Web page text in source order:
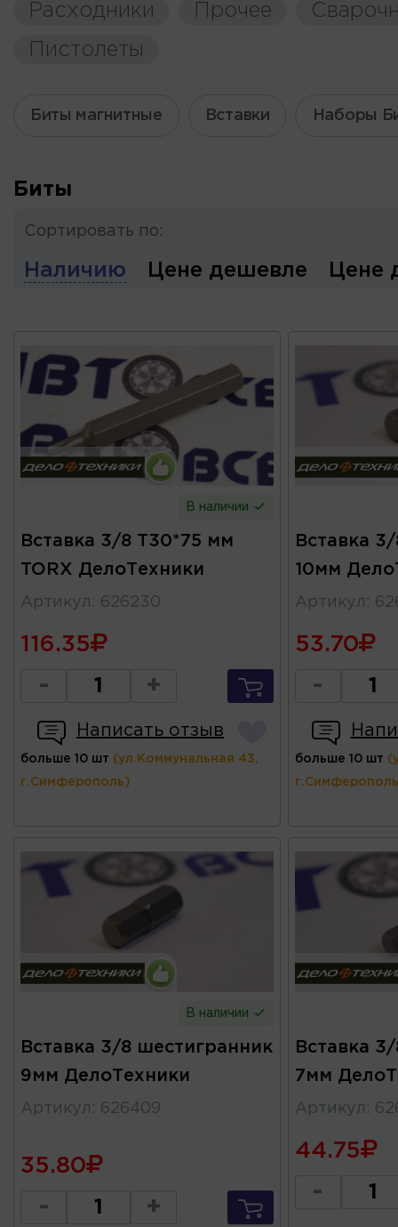
Расходники
Прочее
Пистолеты
Биты магнитные Вставки Наборы
Биты
Сортировать по:
Наличию Цене дешевле Цене
В наличии
Вставка 3/8 T30*75 мм
TORX ДелоТехники
Артикул : 626230
116.35
- +
Написать отзыв
больше 10 шт (ул.Коммунальная 43,
г.Симферополь)
Вставка
10мм
Артикул :
53.70
-
больше 10 шт
В наличии
Вставка 3/8 шестигранник
9мм ДелоТехники
Артикул : 626409
35.80
- +
Вставка
7мм
Артикул :
44.75
-